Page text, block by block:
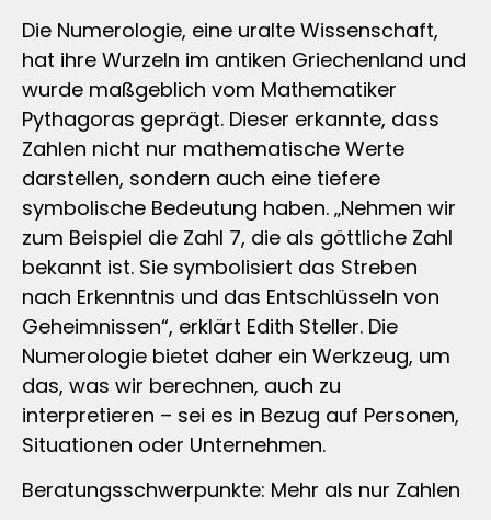
Die Numerologie, eine uralte Wissenschaft,
hat ihre Wurzeln im antiken Griechenland und
wurde maßgeblich vom Mathematiker
Pythagoras geprägt. Dieser erkannte, dass
Zahlen nicht nur mathematische Werte
darstellen, sondern auch eine tiefere
symbolische Bedeutung haben. „Nehmen wir
zum Beispiel die Zahl 7, die als göttliche Zahl
bekannt ist. Sie symbolisiert das Streben
nach Erkenntnis und das Entschlüsseln von
Geheimnissen“, erklärt Edith Steller. Die
Numerologie bietet daher ein Werkzeug, um
das, was wir berechnen, auch zu
interpretieren – sei es in Bezug auf Personen,
Situationen oder Unternehmen.
Beratungsschwerpunkte: Mehr als nur Zahlen